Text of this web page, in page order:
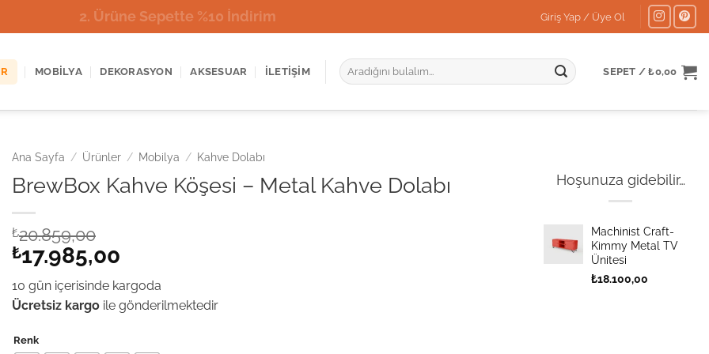
2. Ürüne Sepette %10 İndirim Giriş Yap / Üye Ol
MOBILYA DEKORASYON AKSESUAR İLETIŞIM
Ara:
SEPET /₺0,00
Ana Sayfa / Ürünler / Mobilya / Kahve Dolabı
BrewBox Kahve Köşesi – Metal Kahve Dolabı
₺20.859,00
Orijinal
fiyat:
₺20.859,00.
₺17.985,00
andaki
fiyat:
₺17.985,00.
10 gün içerisinde kargoda
Ücretsiz kargo ile gönderilmektedir
Renk
Hoşunuza gidebilir…
Machinist Craft-
Kimmy Metal TV
Ünitesi
₺18.100,00